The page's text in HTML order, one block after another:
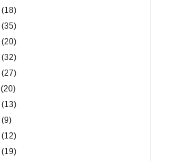
(18)
(35)
(20)
(32)
(27)
(20)
(13)
(9)
(12)
(19)